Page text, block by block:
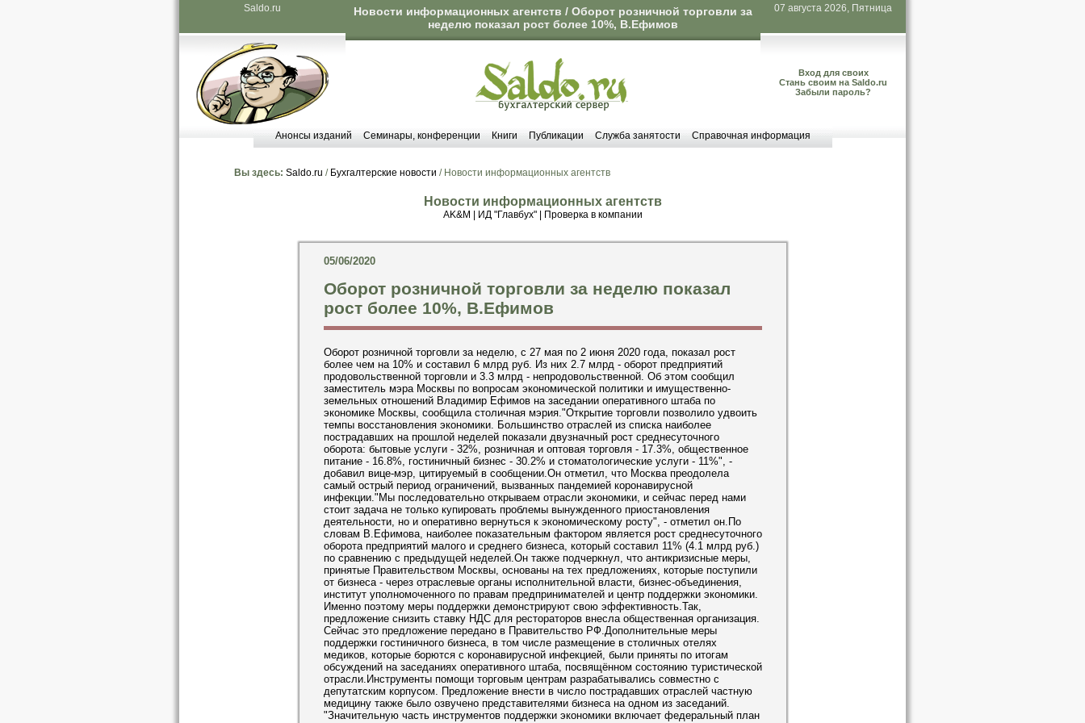
Saldo.ru
Новости информационных агентств / Оборот розничной торговли за
неделю показал рост более 10%, В.Ефимов
07 августа 2026, Пятница
Вход для своих
Стань своим на Saldo.ru
Забыли пароль?
Анонсы изданий Семинары, конференции Книги Публикации Служба занятости Справочная информация
Вы здесь: Saldo.ru / Бухгалтерские новости / Новости информационных агентств
Новости информационных агентств
AK&M ИД "Главбух"| Проверка в компании
05/06/2020
Оборот розничной торговли за неделю показал
рост более 10%, В.Ефимов
Оборот розничной торговли за неделю, с 27 мая по 2 июня 2020 года, показал рост
более чем на 10% и составил 6 млрд руб. Из них 2.7 млрд - оборот предприятий
продовольственной торговли и 3.3 млрд - непродовольственной. Об этом сообщил
заместитель мэра Москвы по вопросам экономической политики и имущественно-
земельных отношений Владимир Ефимов на заседании оперативного штаба по
экономике Москвы, сообщила столичная мэрия."Открытие торговли позволило удвоить
темпы восстановления экономики. Большинство отраслей из списка наиболее
пострадавших на прошлой неделей показали двузначный рост среднесуточного
оборота: бытовые услуги - 32%, розничная и оптовая торговля - 17.3%, общественное
питание - 16.8%, гостиничный бизнес - 30.2% и стоматологические услуги - 11%", -
добавил вице-мэр, цитируемый в сообщении.Он отметил, что Москва преодолела
самый острый период ограничений, вызванных пандемией коронавирусной
инфекции."Мы последовательно открываем отрасли экономики, и сейчас перед нами
стоит задача не только купировать проблемы вынужденного приостановления
деятельности, но и оперативно вернуться к экономическому росту", - отметил он.По
словам В.Ефимова, наиболее показательным фактором является рост среднесуточного
оборота предприятий малого и среднего бизнеса, который составил 11% (4.1 млрд руб.)
по сравнению с предыдущей неделей.Он также подчеркнул, что антикризисные меры,
принятые Правительством Москвы, основаны на тех предложениях, которые поступили
от бизнеса - через отраслевые органы исполнительной власти, бизнес-объединения,
институт уполномоченного по правам предпринимателей и центр поддержки экономики.
Именно поэтому меры поддержки демонстрируют свою эффективность.Так,
предложение снизить ставку НДС для рестораторов внесла общественная организация.
Сейчас это предложение передано в Правительство РФ.Дополнительные меры
поддержки гостиничного бизнеса, в том числе размещение в столичных отелях
медиков, которые борются с коронавирусной инфекцией, были приняты по итогам
обсуждений на заседаниях оперативного штаба, посвящённом состоянию туристической
отрасли.Инструменты помощи торговым центрам разрабатывались совместно с
депутатским корпусом. Предложение внести в число пострадавших отраслей частную
медицину также было озвучено представителями бизнеса на одном из заседаний.
"Значительную часть инструментов поддержки экономики включает федеральный план